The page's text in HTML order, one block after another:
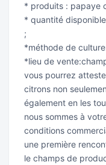
* produits : papaye
* quantité
;
*méthode de
*lieu de
vous pourrez
citrons non
également en les
nous sommes à
conditions
une première
le champs de